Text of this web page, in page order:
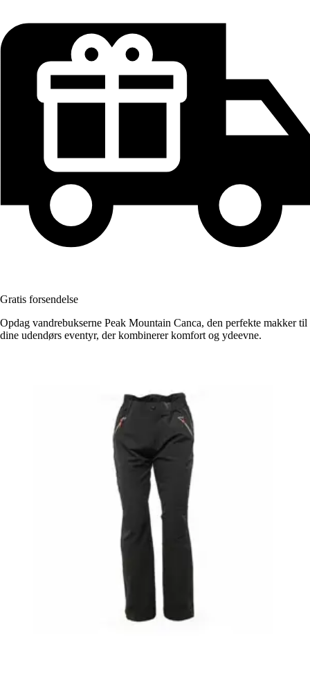
Gratis forsendelse
Opdag vandrebukserne Peak Mountain Canca, den perfekte makker til
dine udendørs eventyr, der kombinerer komfort og ydeevne.